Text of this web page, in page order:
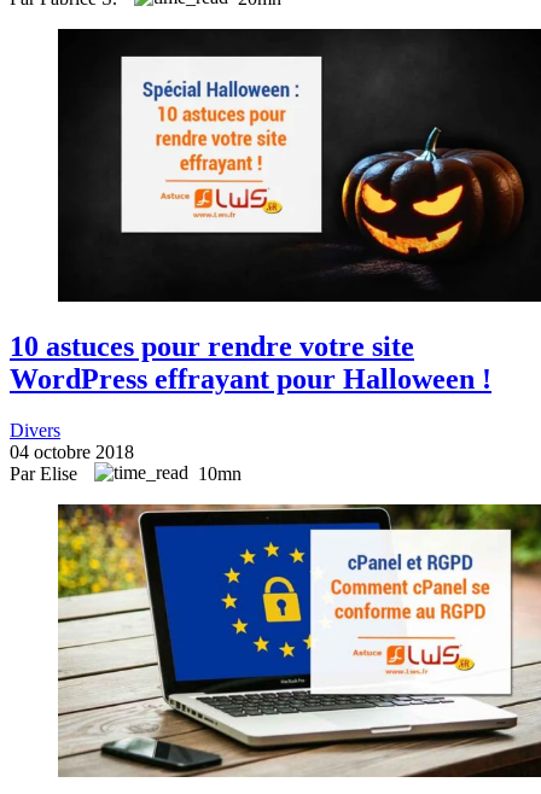
10 astuces pour rendre votre site
WordPress effrayant pour Halloween !
Divers
04 octobre 2018
Par Elise
10mn